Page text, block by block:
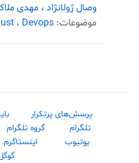
وصال ژولانژاد ، مهدی
موضوعات:
، Devops
پرسش‌های پرتکرار
تلگرام
گروه تلگرام
یوتیوب
اینستاگرم